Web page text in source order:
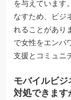
を与えています
なすため、ビジ
れることがあり
で女性をエンパ
支援とコミュニ
モバイルビ
対処できます